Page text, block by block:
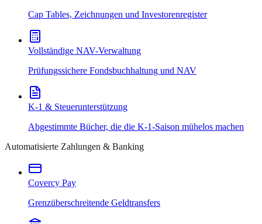
Cap Tables, Zeichnungen und Investorenregister
Vollständige NAV-Verwaltung
Prüfungssichere Fondsbuchhaltung und NAV
K-1 & Steuerunterstützung
Abgestimmte Bücher, die die K-1-Saison mühelos machen
Automatisierte Zahlungen & Banking
Covercy Pay
Grenzüberschreitende Geldtransfers